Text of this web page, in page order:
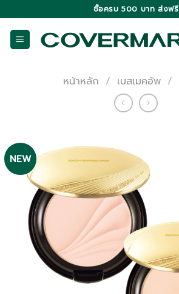
to
content
ซื้อครบ 500 บาท ส่งฟรี
หน้าหลัก / เบสเมคอัพ /
NEW